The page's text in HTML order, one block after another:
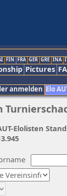
FIN FRA GER GRE INA
Pictures
anmelden Elo
Elolisten